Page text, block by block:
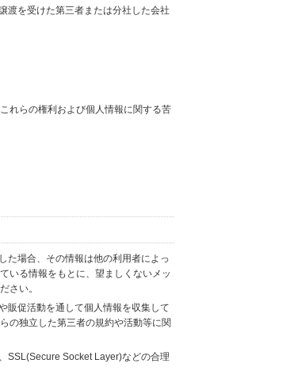
渡を受けた第三者または分社した会社
れらの権利および個人情報に関する苦
た場合、その情報は他の利用者によっ
いる情報をもとに、望ましくないメッ
さい。
販促活動を通して個人情報を収集して
の独立した第三者の規約や活動等に関
SSL(Secure Socket Layer)などの合理